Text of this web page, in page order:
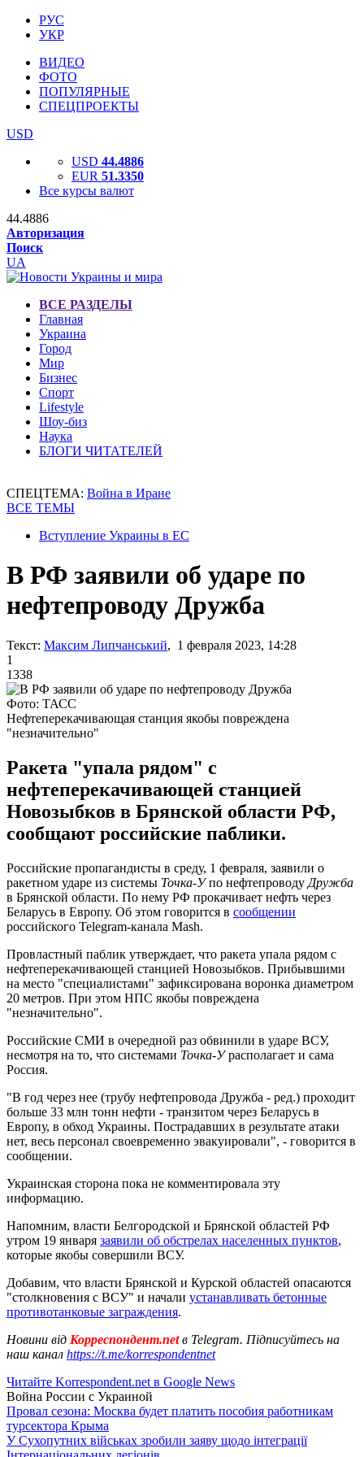
РУС
УКР
ВИДЕО
ФОТО
ПОПУЛЯРНЫЕ
СПЕЦПРОЕКТЫ
USD
USD 44.4886
EUR 51.3350
Все курсы валют
44.4886
Авторизация
Поиск
UA
ВСЕ РАЗДЕЛЫ
Главная
Украина
Город
Мир
Бизнес
Спорт
Lifestyle
Шоу-биз
Наука
БЛОГИ ЧИТАТЕЛЕЙ
СПЕЦТЕМА: Война в Иране
ВСЕ ТЕМЫ
Вступление Украины в ЕС
В РФ заявили об ударе по
нефтепроводу Дружба
Текст: Максим Липчанський, 1 февраля 2023, 14:28
1
1338
Фото: ТАСС
Нефтеперекачивающая станция якобы повреждена
"незначительно"
Ракета "упала рядом" с
нефтеперекачивающей станцией
Новозыбков в Брянской области РФ,
сообщают российские паблики.
Российские пропагандисты в среду, 1 февраля, заявили о
ракетном ударе из системы Точка-Упо нефтепроводу Дружба
в Брянской области. По нему РФ прокачивает нефть через
Беларусь в Европу. Об этом говорится в сообщении
российского Telegram-канала Mash.
Провластный паблик утверждает, что ракета упала рядом с
нефтеперекачивающей станцией Новозыбков. Прибывшими
на место "специалистами" зафиксирована воронка диаметром
20 метров. При этом НПС якобы повреждена
"незначительно".
Российские СМИ в очередной раз обвинили в ударе ВСУ,
несмотря на то, что системами Точка-Урасполагает и сама
Россия.
"В год через нее (трубу нефтепровода Дружба - ред.) проходит
больше 33 млн тонн нефти - транзитом через Беларусь в
Европу, в обход Украины. Пострадавших в результате атаки
нет, весь персонал своевременно эвакуировали", - говорится в
сообщении.
Украинская сторона пока не комментировала эту
информацию.
Напомним, власти Белгородской и Брянской областей РФ
утром 19 января заявили об обстрелах населенных пунктов,
которые якобы совершили ВСУ.
Добавим, что власти Брянской и Курской областей опасаются
"столкновения с ВСУ" и начали устанавливать бетонные
противотанковые заграждения.
Новини від Корреспондент.netв Telegram. Підписуйтесь на
наш канал https://t.me/korrespondentnet
Читайте Korrespondent.net в Google News
Война России с Украиной
Провал сезона: Москва будет платить пособия работникам
турсектора Крыма
У Сухопутних військах зробили заяву щодо інтеграції